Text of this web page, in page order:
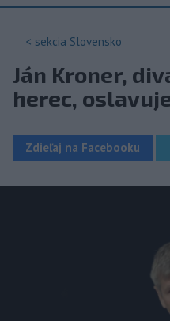
< sekcia Slovensko
Ján Kroner,
herec,
Zdieľaj na Facebooku